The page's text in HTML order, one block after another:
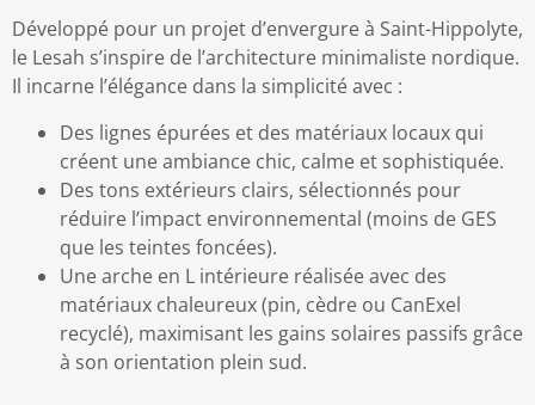
Développé pour un projet d’envergure à Saint-Hippolyte,
le Lesah s’inspire de l’architecture minimaliste nordique.
Il incarne l’élégance dans la simplicité avec :
Des lignes épurées et des matériaux locaux qui
créent une ambiance chic, calme et sophistiquée.
Des tons extérieurs clairs, sélectionnés pour
réduire l’impact environnemental (moins de GES
que les teintes foncées).
Une arche en L intérieure réalisée avec des
matériaux chaleureux (pin, cèdre ou CanExel
recyclé), maximisant les gains solaires passifs grâce
à son orientation plein sud.